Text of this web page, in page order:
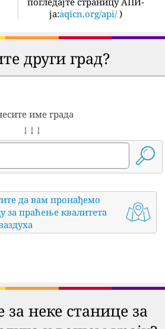
ја:aqicn.org/api/ )
други град?
име града
↓ ↓ ↓
да вам пронађемо
за праћење квалитета
за неке станице за